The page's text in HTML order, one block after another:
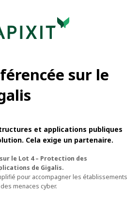
sur le
et applications publiques
Cela exige un partenaire.
le Lot 4 – Protection des
de Gigalis.
pour accompagner les établissements
menaces cyber.